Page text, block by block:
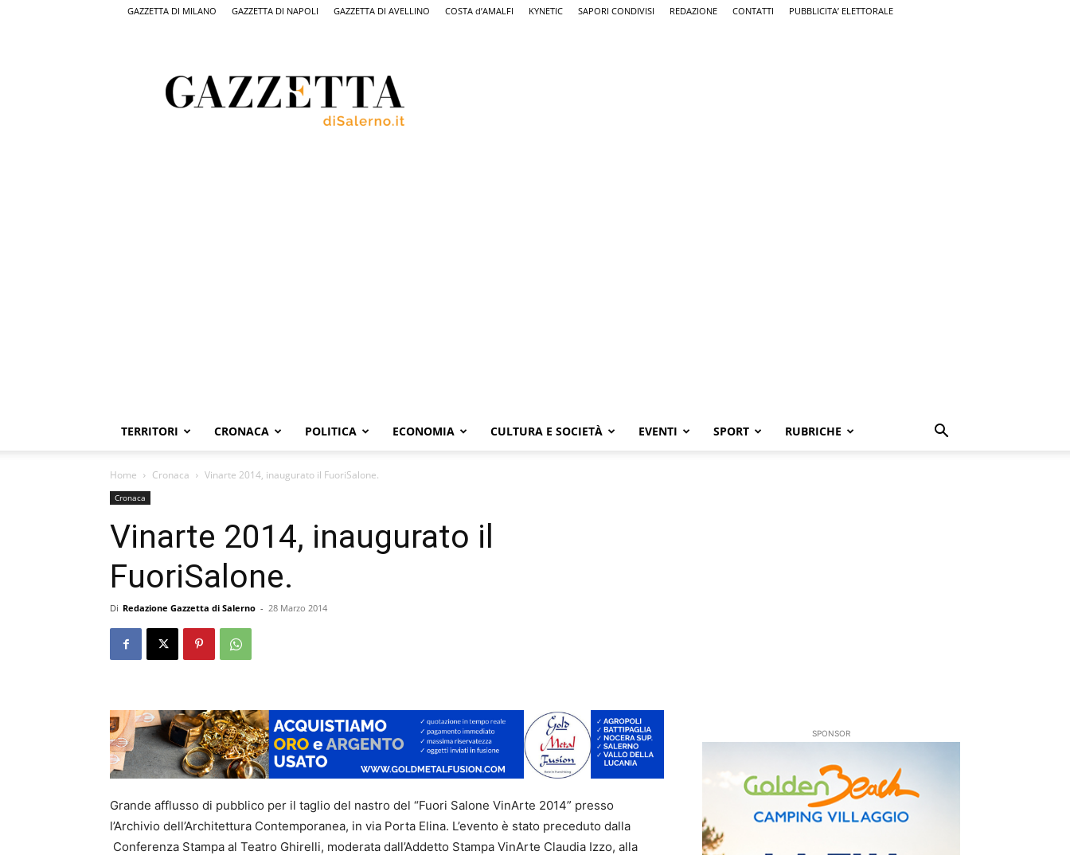
GAZZETTA DI MILANO GAZZETTA DI NAPOLI GAZZETTA DI AVELLINO COSTA d’AMALFI KYNETIC SAPORI CONDIVISI REDAZIONE CONTATTI PUBBLICITA’ ELETTORALE
Salerno,
il
quotidiano
TERRITORI CRONACA POLITICA ECONOMIA CULTURA E SOCIETÀ EVENTI SPORT RUBRICHE
Home Cronaca Vinarte 2014, inaugurato il FuoriSalone.
Cronaca
Vinarte 2014, inaugurato il
FuoriSalone.
Di Redazione Gazzetta di Salerno - 28 Marzo 2014
Grande afflusso di pubblico per il taglio del nastro del “Fuori Salone VinArte 2014” presso
l’Archivio dell’Architettura Contemporanea, in via Porta Elina. L’evento è stato preceduto dalla
Conferenza Stampa al Teatro Ghirelli, moderata dall’Addetto Stampa VinArte Claudia Izzo, alla
SPONSOR